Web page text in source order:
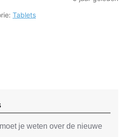
Tablets
je weten over de nieuwe